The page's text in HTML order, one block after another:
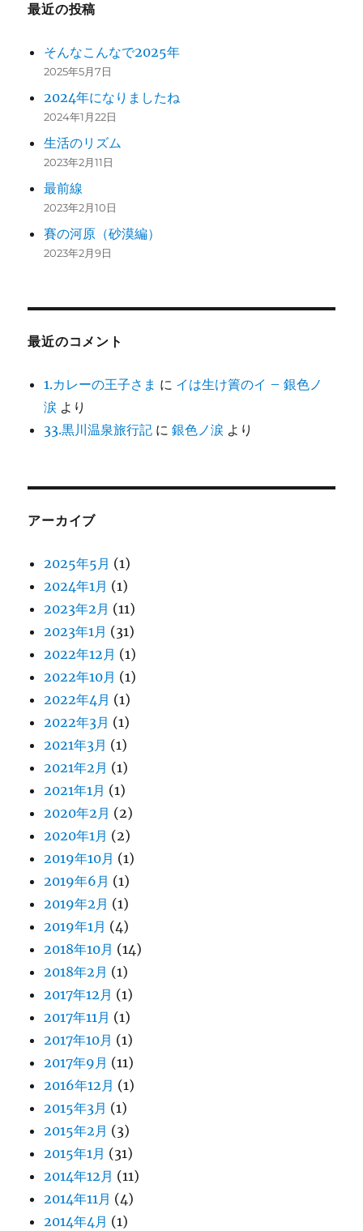
最近の投稿
そんなこんなで2025年
2025年5月7日
2024年になりましたね
2024年1月22日
生活のリズム
2023年2月11日
最前線
2023年2月10日
賽の河原（砂漠編）
2023年2月9日
最近のコメント
1.カレーの王子さま に イは生け簀のイ – 銀色ノ
涙 より
33.黒川温泉旅行記 に銀色ノ涙 より
アーカイブ
2025年5月 (1)
2024年1月 (1)
2023年2月 (11)
2023年1月 (31)
2022年12月 (1)
2022年10月 (1)
2022年4月 (1)
2022年3月 (1)
2021年3月 (1)
2021年2月 (1)
2021年1月 (1)
2020年2月 (2)
2020年1月 (2)
2019年10月 (1)
2019年6月 (1)
2019年2月 (1)
2019年1月 (4)
2018年10月 (14)
2018年2月 (1)
2017年12月 (1)
2017年11月 (1)
2017年10月 (1)
2017年9月 (11)
2016年12月 (1)
2015年3月 (1)
2015年2月 (3)
2015年1月 (31)
2014年12月 (11)
2014年11月 (4)
2014年4月 (1)